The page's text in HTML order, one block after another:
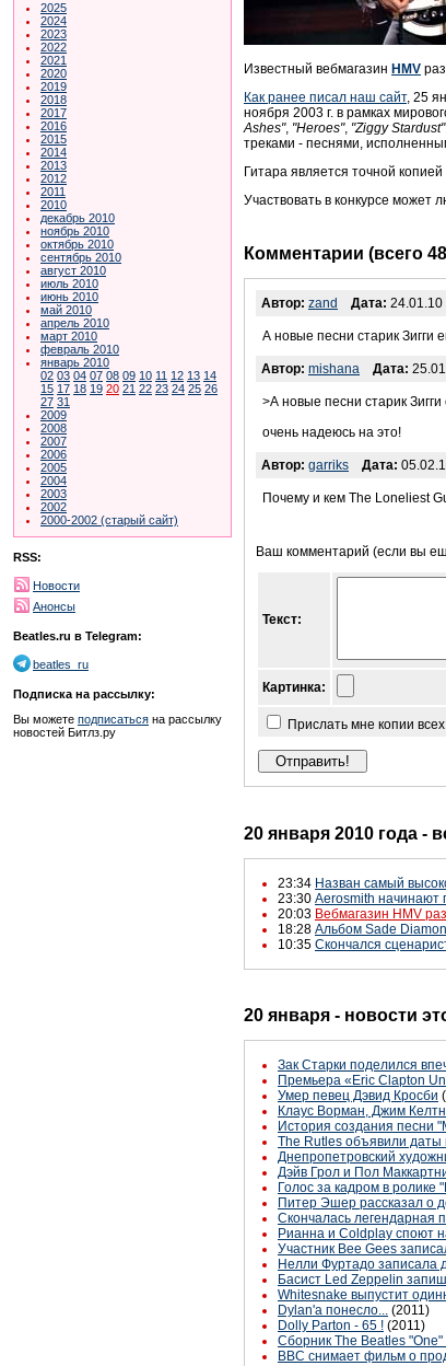
2025
2024
2023
2022
2021
2020
2019
2018
2017
2016
2015
2014
2013
2012
2011
2010
декабрь 2010
ноябрь 2010
октябрь 2010
сентябрь 2010
август 2010
июль 2010
июнь 2010
май 2010
апрель 2010
март 2010
февраль 2010
январь 2010
02 03 04 07 08 09 10 11 12 13 14
15 17 18 19 20 21 22 23 24 25 26
27 31
2009
2008
2007
2006
2005
2004
2003
2002
2000-2002 (старый сайт)
RSS:
Новости
Анонсы
Beatles.ru в Telegram:
beatles_ru
Подписка на рассылку:
Вы можете подписаться на рассылку
новостей Битлз.ру
Известный вебмагазин HMV
Как ранее писал наш сайт, 25
ноября 2003 г. в рамках
Ashes", "Heroes", "Ziggy Stardust",
треками - песнями,
Гитара является точной
Участвовать в конкурсе может
Комментарии (всего
Автор: zand Дата: 24.01.10
А новые песни старик Зигги
Автор: mishana Дата:
>А новые песни старик
очень надеюсь на это!
Автор: garriks Дата:
Почему и кем The Loneliest
Ваш комментарий (если вы
Текст:
Картинка:
Прислать мне копии
20 января 2010 года -
23:34 Назван самый
23:30 Aerosmith начинают
20:03 Вебмагазин HMV
18:28 Альбом Sade
10:35 Скончался
20 января - новости
Зак Старки поделился
Премьера «Eric Clapton
Умер певец Дэвид Кросби
Клаус Ворман, Джим
История создания песни
The Rutles объявили даты
Днепропетровский
Дэйв Грол и Пол
Голос за кадром в
Питер Эшер рассказал о
Скончалась легендарная
Рианна и Coldplay споют
Участник Bee Gees
Нелли Фуртадо записала
Басист Led Zeppelin
Whitesnake выпустит
Dylan'a понесло... (2011)
Dolly Parton - 65 ! (2011)
Сборник The Beatles
BBC снимает фильм о